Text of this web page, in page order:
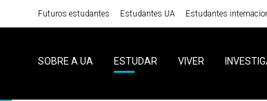
Futuros estudantes Estudantes UA Estudantes
SOBRE A UA ESTUDAR VIVER